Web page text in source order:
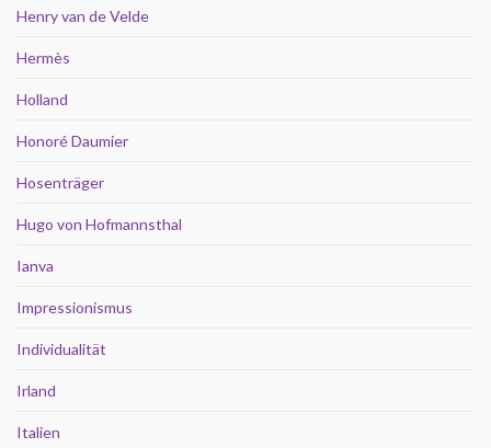
Henry van de Velde
Hermès
Holland
Honoré Daumier
Hosenträger
Hugo von Hofmannsthal
Ianva
Impressionismus
Individualität
Irland
Italien